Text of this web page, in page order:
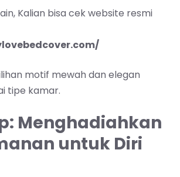
Kalian bisa cek website resmi
motif mewah dan elegan
tipe kamar.
Menghadiahkan
untuk Diri